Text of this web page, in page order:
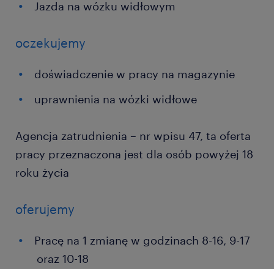
Jazda na wózku widłowym
oczekujemy
doświadczenie w pracy na magazynie
uprawnienia na wózki widłowe
Agencja zatrudnienia – nr wpisu 47, ta oferta
pracy przeznaczona jest dla osób powyżej 18
roku życia
oferujemy
Pracę na 1 zmianę w godzinach 8-16, 9-17
oraz 10-18